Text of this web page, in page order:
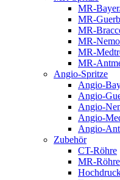
MR-
MR-
MR-
MR-
MR-
MR-
Angio-Spritze
Angio-
Angio-
Angio-
Angio-
Angio-
Zubehör
CT-Röhre
MR-Röhre